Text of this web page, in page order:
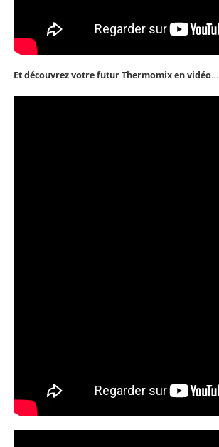
Et découvrez votre futur Thermomix en vidéo…